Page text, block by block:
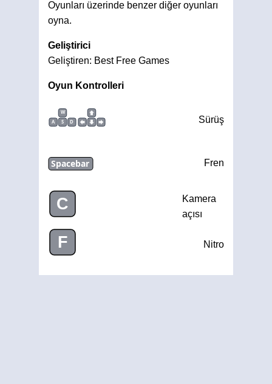
Oyunları üzerinde benzer diğer oyunları
oyna.
Geliştirici
Geliştiren: Best Free Games
Oyun Kontrolleri
W
A
S D Sürüş
Spacebar Fren
C
Kamera
açısı
F Nitro